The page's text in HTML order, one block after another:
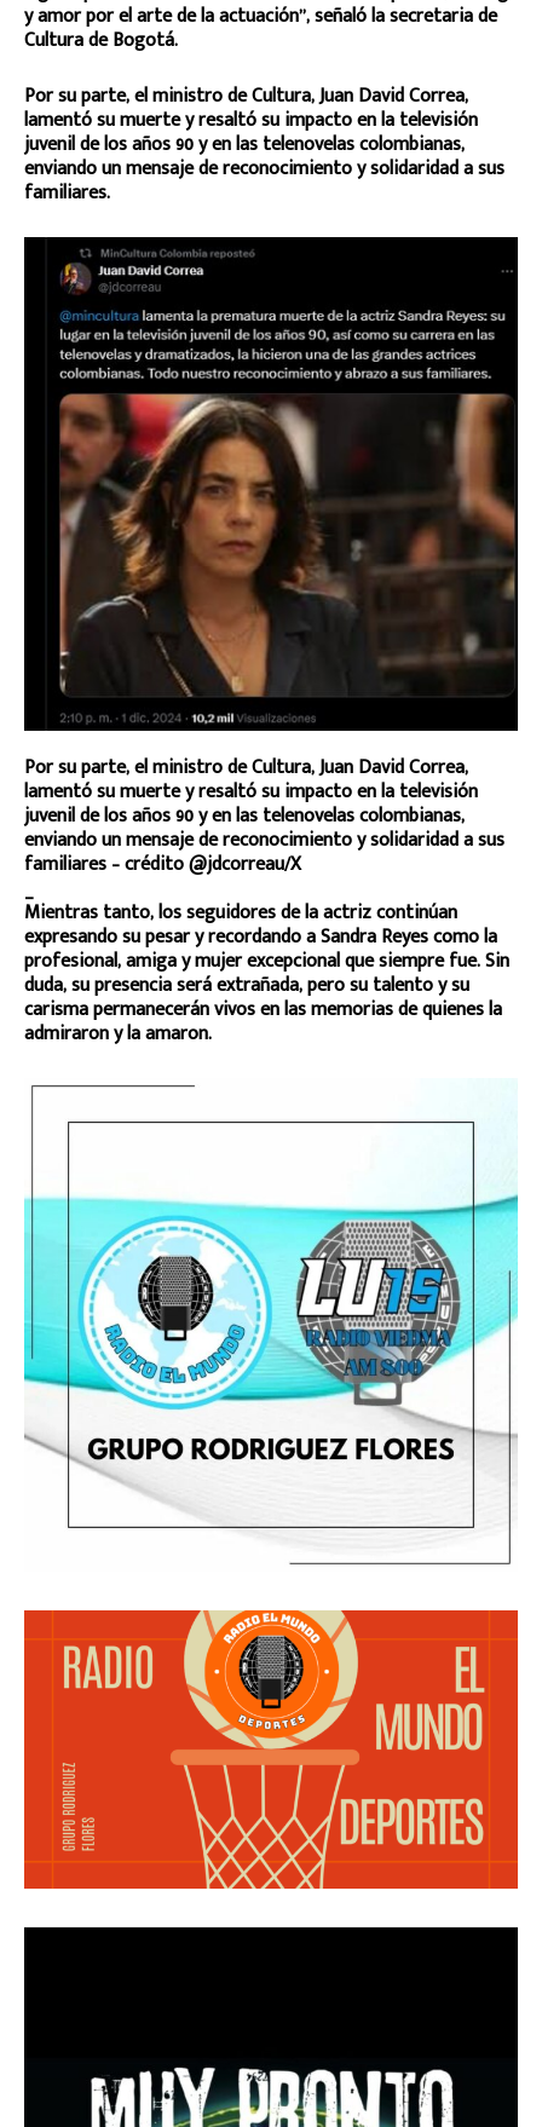
y amor por el arte de la actuación”, señaló la secretaria de
Cultura de Bogotá.
Por su parte, el ministro de Cultura, Juan David Correa,
lamentó su muerte y resaltó su impacto en la televisión
juvenil de los años 90 y en las telenovelas colombianas,
enviando un mensaje de reconocimiento y solidaridad a sus
familiares.
Por su parte, el ministro de Cultura, Juan David Correa,
lamentó su muerte y resaltó su impacto en la televisión
juvenil de los años 90 y en las telenovelas colombianas,
enviando un mensaje de reconocimiento y solidaridad a sus
familiares – crédito @jdcorreau/X
_
Mientras tanto, los seguidores de la actriz continúan
expresando su pesar y recordando a Sandra Reyes como la
profesional, amiga y mujer excepcional que siempre fue. Sin
duda, su presencia será extrañada, pero su talento y su
carisma permanecerán vivos en las memorias de quienes la
admiraron y la amaron.